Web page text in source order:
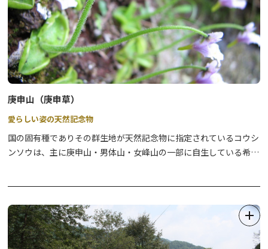
【貸出時間】
9：00～16：00
【料金】
≪電動サイクル≫
1回830円（4時間以内）
4時間を超え1時間増すごとに100円
【アクセス】
足尾庁舎（行政センター）：わたらせ渓谷鐵道「通洞駅」から徒歩
約5分
庚申山（庚申草）
愛らしい姿の天然記念物
国の固有種でありその群生地が天然記念物に指定されているコウシ
ンソウは、主に庚申山・男体山・女峰山の一部に自生している希少
30日現在、すでに一部見ごろとなっています。
【お知らせ】